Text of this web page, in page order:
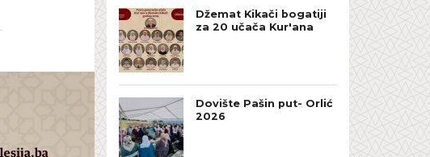
Džemat Kikači bogatiji
za 20 učača Kur'ana
Dovište Pašin put- Orlić
2026